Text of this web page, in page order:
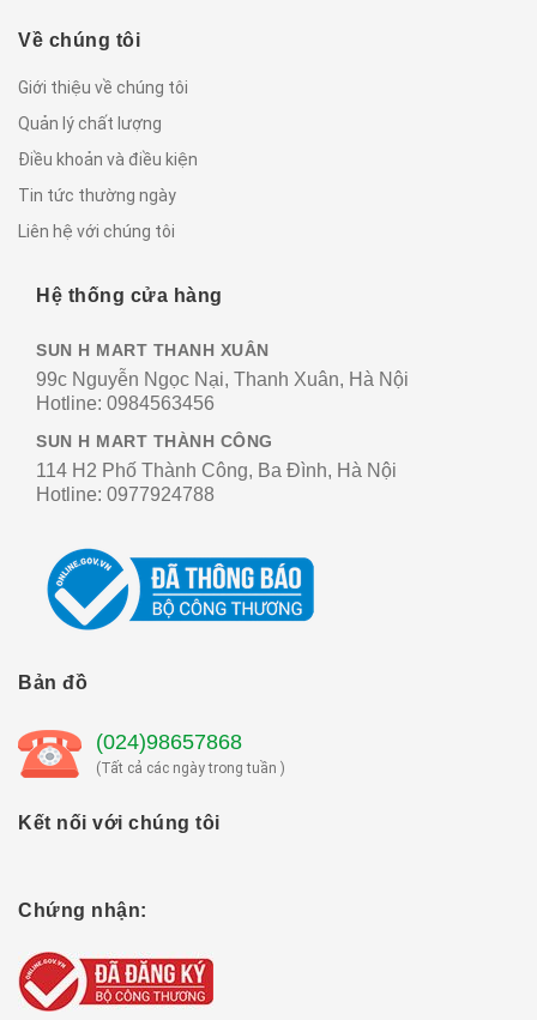
Về chúng tôi
Giới thiệu về chúng tôi
Quản lý chất lượng
Điều khoản và điều kiện
Tin tức thường ngày
Liên hệ với chúng tôi
Hệ thống cửa hàng
SUN H MART THANH XUÂN
99c Nguyễn Ngọc Nại, Thanh Xuân, Hà Nội
Hotline: 0984563456
SUN H MART THÀNH CÔNG
114 H2 Phố Thành Công, Ba Đình, Hà Nội
Hotline: 0977924788
Bản đồ
(024)98657868
(Tất cả các ngày trong tuần )
Kết nối với chúng tôi
Chứng nhận: